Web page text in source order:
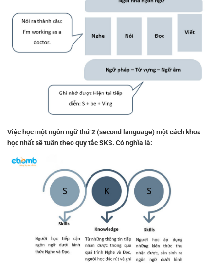
Việc học một ngôn ngữ thứ 2 (second language) một cách khoa
học nhất sẽ tuân theo quy tắc SKS. Có nghĩa là: